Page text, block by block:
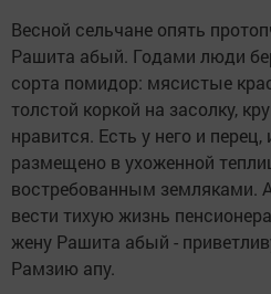
Весной сельчане опять
Рашита абый. Годами люди
сорта помидор: мясистые
толстой коркой на засолку,
нравится. Есть у него и
размещено в ухоженной
востребованным земляками.
вести тихую жизнь
жену Рашита абый -
Рамзию апу.